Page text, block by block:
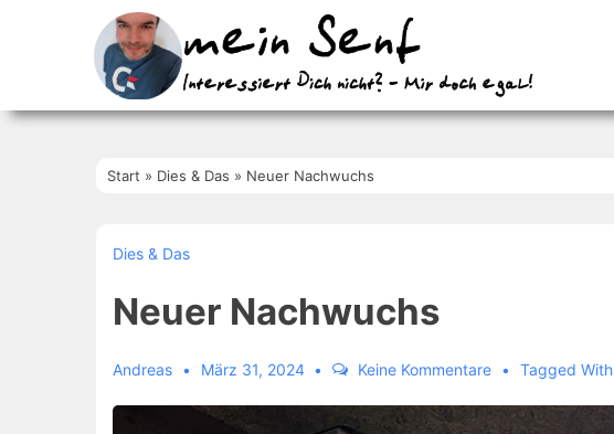
Start » Dies & Das » Neuer Nachwuchs
Dies & Das
Neuer Nachwuchs
Andreas März 31, 2024 Keine Kommentare Tagged With